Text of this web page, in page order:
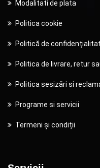
Modalitati de plata
Politica cookie
Politică de
Politica de livrare, retur
Politica sesizări si
Programe si servicii
Termeni și condiții